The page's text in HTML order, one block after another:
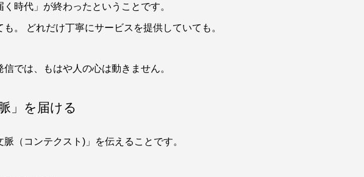
時代」が終わったということです。
。 どれだけ丁寧にサービスを提供していても。
では、もはや人の心は動きません。
」を届ける
（コンテクスト)」を伝えることです。